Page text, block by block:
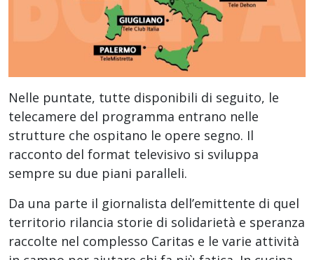
Nelle puntate, tutte disponibili di seguito, le
telecamere del programma entrano nelle
strutture che ospitano le opere segno. Il
racconto del format televisivo si sviluppa
sempre su due piani paralleli.
Da una parte il giornalista dell’emittente di quel
territorio rilancia storie di solidarietà e speranza
raccolte nel complesso Caritas e le varie attività